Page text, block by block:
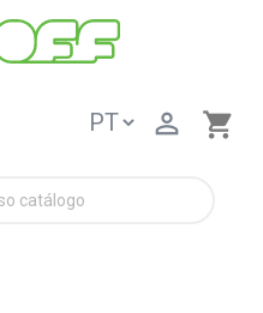
shopping_cart
